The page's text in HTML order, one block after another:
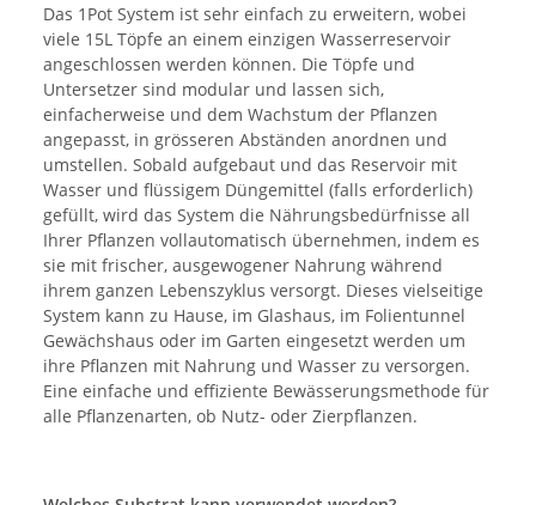
Das 1Pot System ist sehr einfach zu erweitern, wobei
viele 15L Töpfe an einem einzigen Wasserreservoir
angeschlossen werden können. Die Töpfe und
Untersetzer sind modular und lassen sich,
einfacherweise und dem Wachstum der Pflanzen
angepasst, in grösseren Abständen anordnen und
umstellen. Sobald aufgebaut und das Reservoir mit
Wasser und flüssigem Düngemittel (falls erforderlich)
gefüllt, wird das System die Nährungsbedürfnisse all
Ihrer Pflanzen vollautomatisch übernehmen, indem es
sie mit frischer, ausgewogener Nahrung während
ihrem ganzen Lebenszyklus versorgt. Dieses vielseitige
System kann zu Hause, im Glashaus, im Folientunnel
Gewächshaus oder im Garten eingesetzt werden um
ihre Pflanzen mit Nahrung und Wasser zu versorgen.
Eine einfache und effiziente Bewässerungsmethode für
alle Pflanzenarten, ob Nutz- oder Zierpflanzen.